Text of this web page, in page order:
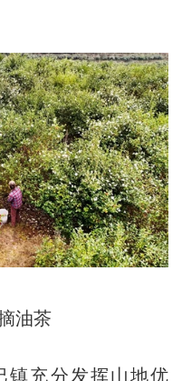
油茶
充分发挥山地优